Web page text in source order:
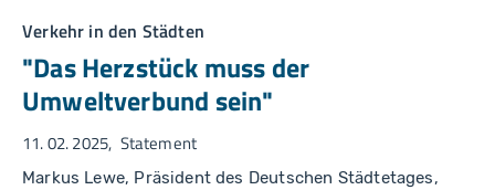
Verkehr in den Städten
"Das Herzstück muss der
Umweltverbund sein"
11. 02. 2025 Statement
Markus Lewe, Präsident des Deutschen Städtetages,